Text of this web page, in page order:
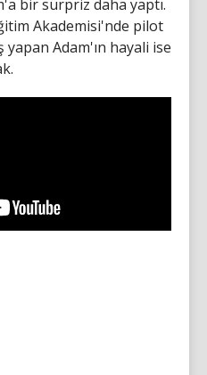
bir sürpriz daha yaptı.
Akademisi'nde pilot
Adam'ın hayali ise